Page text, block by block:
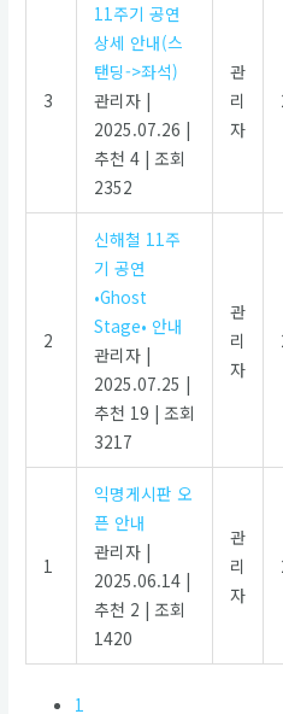
3
11주기 공연
상세 안내(스
탠딩->좌석)
관리자 |
2025.07.26 |
추천 4 | 조회
2352
관
리
자
2
신해철 11주
기 공연
•Ghost
Stage• 안내
관리자 |
2025.07.25 |
추천 19 | 조회
3217
관
리
자
1
익명게시판 오
픈 안내
관리자 |
2025.06.14 |
추천 2 | 조회
1420
관
리
자
1